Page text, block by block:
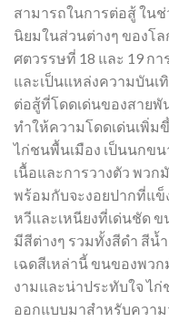
สามารถในการต่อสู้ ใน
นิยมในส่วนต่างๆ ของโ
ศตวรรษที่ 18 และ 19 ก
และเป็นแหล่งความบัน
ต่อสู้ที่โดดเด่นของสาย
ทำให้ความโดดเด่นเพิ่
ไก่ชนพื้นเมือง เป็นนกข
เนื้อและการวางตัว พว
พร้อมกับจะงอยปากที่แข็
หวีและเหนียงที่เด่นชัด
มีสีต่างๆ รวมทั้งสีดำ สีน้
เฉดสีเหล่านี้ ขนของพว
งามและน่าประทับใจ ไ
ออกแบบมาสำหรับความ